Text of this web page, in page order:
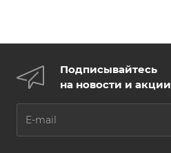
Подписывайтесь
на новости и акции